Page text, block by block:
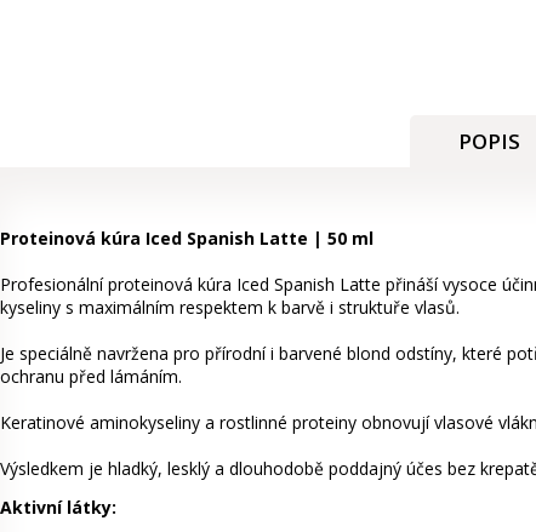
POPIS
Proteinová kúra Iced Spanish Latte | 50 ml
Profesionální proteinová kúra Iced Spanish Latte přináší vysoce
kyseliny s maximálním respektem k barvě i struktuře vlasů.
Je speciálně navržena pro přírodní i barvené blond odstíny, které
ochranu před lámáním.
Keratinové aminokyseliny a rostlinné proteiny obnovují vlasové
Výsledkem je hladký, lesklý a dlouhodobě poddajný účes bez
Aktivní látky: